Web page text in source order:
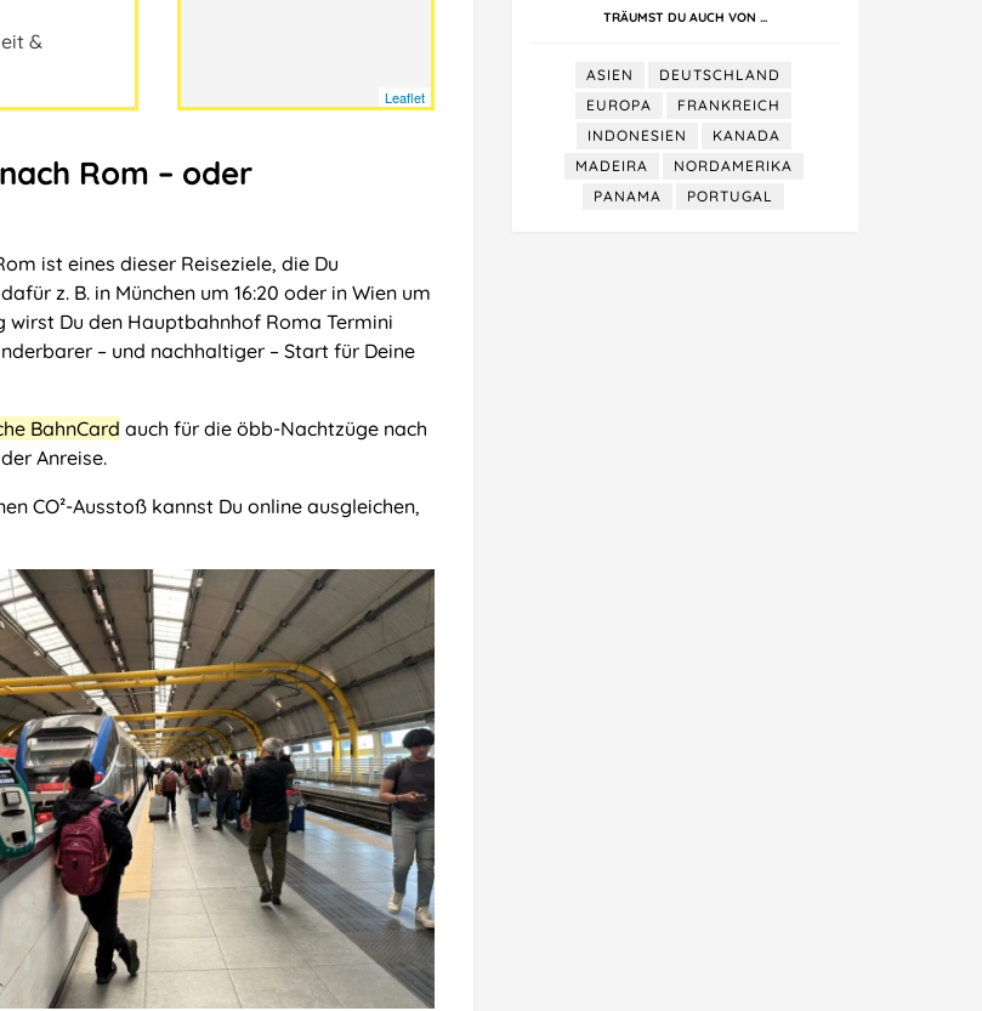
Leaflet
&
Rom – oder
ist eines dieser Reiseziele, die Du
z. B. in München um 16:20 oder in Wien um
wirst Du den Hauptbahnhof Roma Termini
– und nachhaltiger – Start für Deine
BahnCard auch für die öbb-Nachtzüge nach
Anreise.
CO²-Ausstoß kannst Du online ausgleichen,
TRÄUMST DU AUCH VON …
ASIEN
DEUTSCHLAND
EUROPA
FRANKREICH
INDONESIEN
KANADA
MADEIRA
NORDAMERIKA
PANAMA
PORTUGAL